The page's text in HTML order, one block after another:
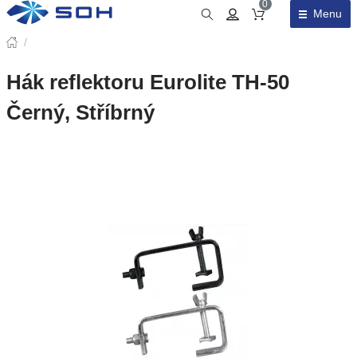
Obsah košíku
0
Menu
/
Hák reflektoru Eurolite TH-50
Černý, Stříbrný